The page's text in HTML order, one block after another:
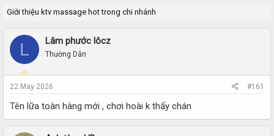
e
s
t
r
t
r
r
a
t
Giới thiệu ktv massage hot trong chi nhánh
L Lâm phước lôcz
Thường Dân
22 May 2026 #161
Tên lữa toàn hàng mới , chơi hoài k thấy chán